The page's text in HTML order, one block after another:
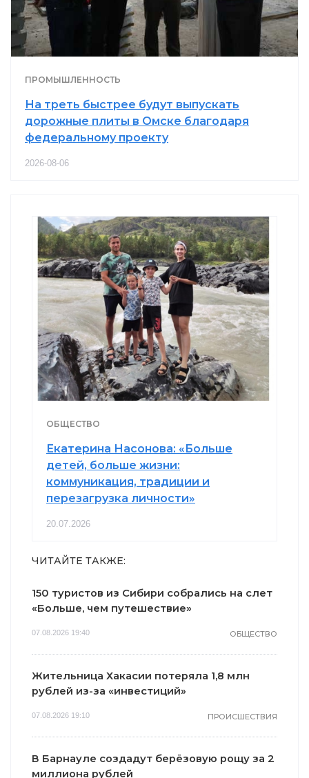
ПРОМЫШЛЕННОСТЬ
На треть быстрее будут выпускать
дорожные плиты в Омске благодаря
федеральному проекту
2026-08-06
ОБЩЕСТВО
Екатерина Насонова: «Больше
детей, больше жизни:
коммуникация, традиции и
перезагрузка личности»
20.07.2026
ЧИТАЙТЕ ТАКЖЕ:
150 туристов из Сибири собрались на слет
«Больше, чем путешествие»
07.08.2026 19:40 ОБЩЕСТВО
Жительница Хакасии потеряла 1,8 млн
рублей из-за «инвестиций»
07.08.2026 19:10 ПРОИСШЕСТВИЯ
В Барнауле создадут берёзовую рощу за 2
миллиона рублей